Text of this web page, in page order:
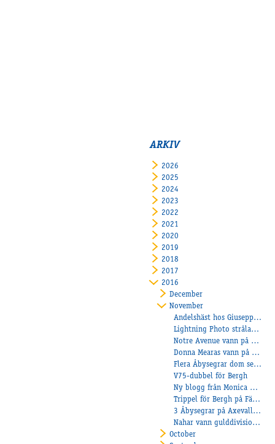
ARKIV
2026
2025
2024
2023
2022
2021
2020
2019
2018
2017
2016
December
November
Andelshäst hos Giuseppe Lubrano
Lightning Photo strålande vid segern!
Notre Avenue vann på Axevalla!
Donna Mearas vann på Örebro
Flera Åbysegrar dom senaste dagarna
V75-dubbel för Bergh
Ny blogg från Monica Hellqvist
Trippel för Bergh på Färjestad
3 Åbysegrar på Axevalla en lördagkväll
Nahar vann gulddivisionen i Norge
October